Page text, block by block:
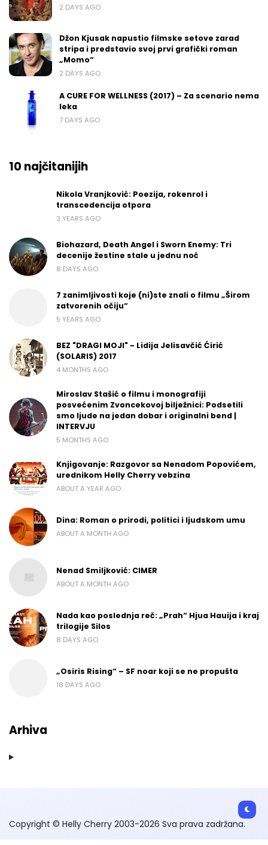
2 DAYS AGO
Džon Kjusak napustio filmske setove zarad
stripa i predstavio svoj prvi grafički roman
„Momo“
2 DAYS AGO
A CURE FOR WELLNESS (2017) – Za scenario nema
leka
7 DAYS AGO
10 najčitanijih
Nikola Vranjković: Poezija, rokenrol i
transcedencija otpora
3 YEARS AGO
Biohazard, Death Angel i Sworn Enemy: Tri
decenije žestine stale u jednu noć
8 DAYS AGO
7 zanimljivosti koje (ni)ste znali o filmu „Širom
zatvorenih očiju“
5 YEARS AGO
BEZ "DRAGI MOJI" - Lidija Jelisavčić Ćirić
(SOLARIS) 2017
4 MONTHS AGO
Miroslav Stašić o filmu i monografiji
posvećenim Zvoncekovoj bilježnici: Podsetili
smo ljude na jedan dobar i originalni bend |
INTERVJU
5 MONTHS AGO
Knjigovanje: Razgovor sa Nenadom Popovićem,
urednikom Helly Cherry vebzina
ABOUT A YEAR AGO
Dina: Roman o prirodi, politici i ljudskom umu
ABOUT A MONTH AGO
Nenad Smiljković: CIMER
ABOUT A MONTH AGO
Nada kao poslednja reč: „Prah“ Hjua Hauija i kraj
trilogije Silos
8 DAYS AGO
„Osiris Rising“ – SF noar koji se ne propušta
18 DAYS AGO
Arhiva
Copyright © Helly Cherry 2003-2026 Sva prava zadržana.